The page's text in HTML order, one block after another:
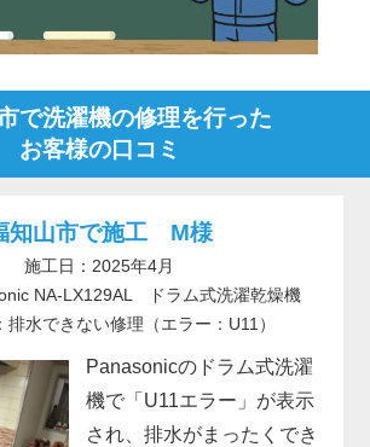
で洗濯機の修理を行った
お客様の口コミ
知山市で施工 M様
施工日：2025年4月
NA-LX129AL ドラム式洗濯乾燥機
排水できない修理（エラー：U11）
Panasonicのドラム式洗濯
機で「U11エラー」が表示
され、排水がまったくでき